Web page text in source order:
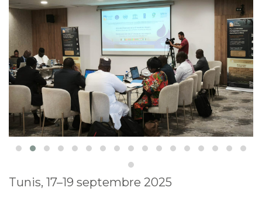
Tunis, 17–19 septembre 2025